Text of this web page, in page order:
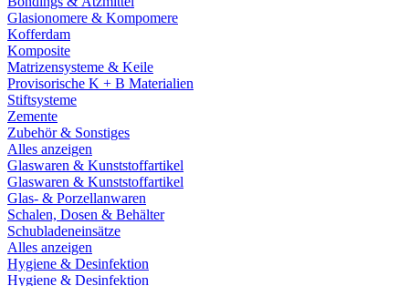
Glasionomere & Kompomere
Kofferdam
Komposite
Matrizensysteme & Keile
Provisorische K + B Materialien
Stiftsysteme
Zemente
Zubehör & Sonstiges
Alles anzeigen
Glaswaren & Kunststoffartikel
Glaswaren & Kunststoffartikel
Glas- & Porzellanwaren
Schalen, Dosen & Behälter
Schubladeneinsätze
Alles anzeigen
Hygiene & Desinfektion
Hygiene & Desinfektion